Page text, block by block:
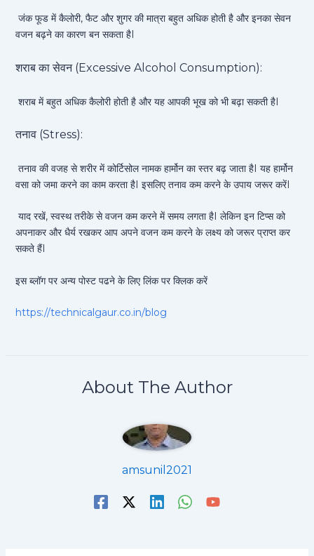
जंक फूड में कैलोरी, फैट और शुगर की मात्रा बहुत अधिक होती है और इनका सेवन
वजन बढ़ने का कारण बन सकता हैI
शराब का सेवन (Excessive Alcohol Consumption):
शराब में बहुत अधिक कैलोरी होती है और यह आपकी भूख को भी बढ़ा सकती हैI
तनाव (Stress):
तनाव की वजह से शरीर में कोर्टिसोल नामक हार्मोन का स्तर बढ़ जाता हैI यह हार्मोन
वसा को जमा करने का काम करता हैI इसलिए तनाव कम करने के उपाय जरूर करेंI
याद रखें, स्वस्थ तरीके से वजन कम करने में समय लगता हैI लेकिन इन टिप्स को
अपनाकर और धैर्य रखकर आप अपने वजन कम करने के लक्ष्य को जरूर प्राप्त कर
सकते हैंI
इस ब्लॉग पर अन्य पोस्ट पढने के लिए लिंक पर क्लिक करें
https://technicalgaur.co.in/blog
About The Author
amsunil2021